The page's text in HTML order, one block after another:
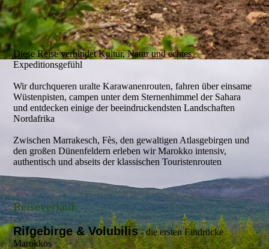
Diese Reise verbindet Kultur, Natur und echtes
Expeditionsgefühl
Wir durchqueren uralte Karawanenrouten, fahren über einsame
Wüstenpisten, campen unter dem Sternenhimmel der Sahara
und entdecken einige der beeindruckendsten Landschaften
Nordafrika
Zwischen Marrakesch, Fès, den gewaltigen Atlasgebirgen und
den großen Dünenfeldern erleben wir Marokko intensiv,
authentisch und abseits der klassischen Touristenrouten
Reiseverlauf:
Rifgebirge & Volubilis- die ersten Eindrücke
Marokkos